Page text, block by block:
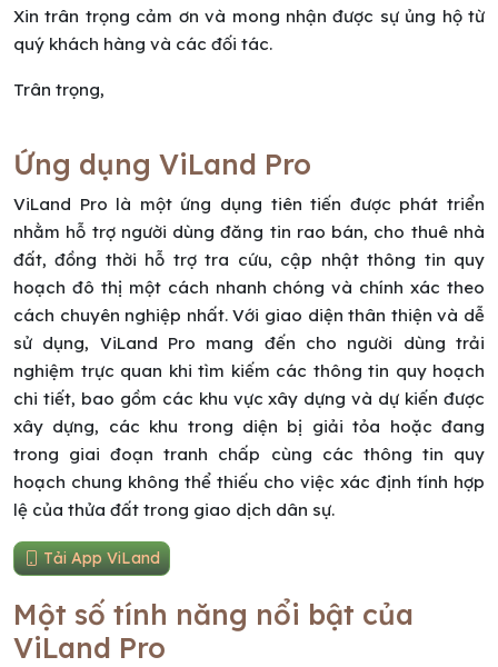
Xin trân trọng cảm ơn và mong nhận được sự ủng hộ từ
quý khách hàng và các đối tác.
Trân trọng,
Ứng dụng ViLand Pro
ViLand Pro là một ứng dụng tiên tiến được phát triển
nhằm hỗ trợ người dùng đăng tin rao bán, cho thuê nhà
đất, đồng thời hỗ trợ tra cứu, cập nhật thông tin quy
hoạch đô thị một cách nhanh chóng và chính xác theo
cách chuyên nghiệp nhất. Với giao diện thân thiện và dễ
sử dụng, ViLand Pro mang đến cho người dùng trải
nghiệm trực quan khi tìm kiếm các thông tin quy hoạch
chi tiết, bao gồm các khu vực xây dựng và dự kiến được
xây dựng, các khu trong diện bị giải tỏa hoặc đang
trong giai đoạn tranh chấp cùng các thông tin quy
hoạch chung không thể thiếu cho việc xác định tính hợp
lệ của thửa đất trong giao dịch dân sự.
Tải App ViLand
Một số tính năng nổi bật của
ViLand Pro